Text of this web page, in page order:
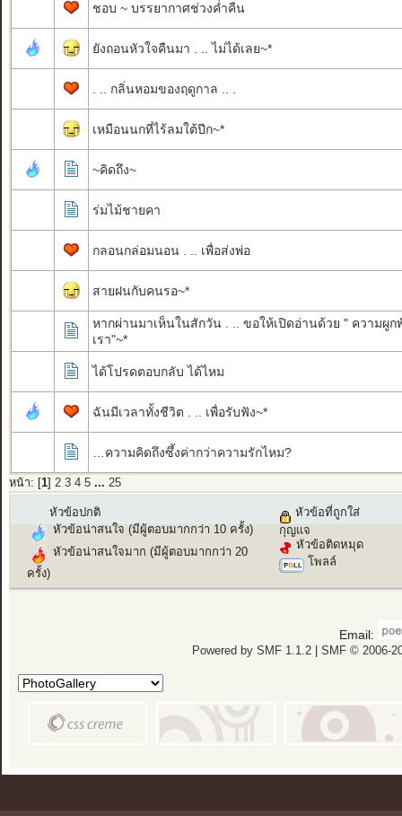
ชอบ ~ บรรยากาศช่วงค่ำคืน
ยังถอนหัวใจคืนมา . .. ไม่ได้เลย~*
. .. กลิ่นหอมของฤดูกาล .. .
เหมือนนกที่ไร้ลมใต้ปีก~*
~คิดถึง~
ร่มไม้ชายคา
กลอนกล่อมนอน . .. เพื่อส่งพ่อ
สายฝนกับคนรอ~*
หากผ่านมาเห็นในสักวัน . .. ขอให้เปิดอ่านด้วย " ความผูก
เรา"~*
ได้โปรดตอบกลับ ได้ไหม
ฉันมีเวลาทั้งชีวิต . .. เพื่อรับฟัง~*
…ความคิดถึงซึ้งค่ากว่าความรักไหม?
หน้า: [ 1] 2 3 4 5 ... 25
หัวข้อปกติ
หัวข้อน่าสนใจ (มีผู้ตอบมากกว่า 10 ครั้ง)
หัวข้อน่าสนใจมาก (มีผู้ตอบมากกว่า 20
ครั้ง)
หัวข้อที่ถูกใส่
กุญแจ
หัวข้อติดหมุด
โพลล์
Email:
Powered by SMF 1.1.2| SMF © 2006-